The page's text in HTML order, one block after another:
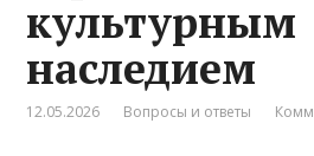
культурным
наследием
12.05.2026 Вопросы и ответы